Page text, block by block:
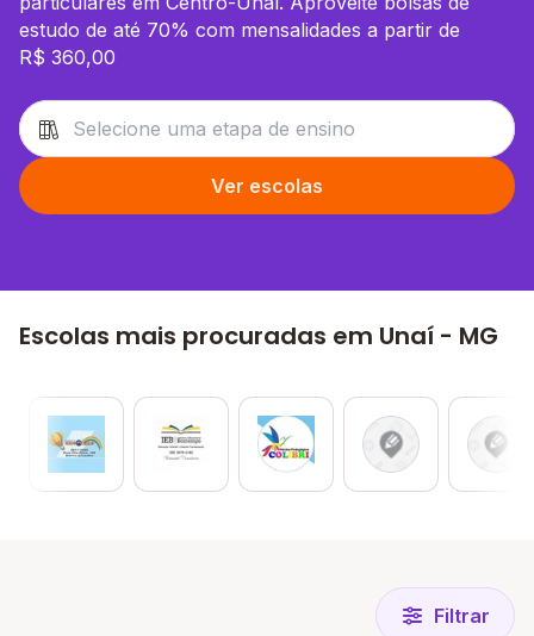
estudo de até 70% com mensalidades a partir de
R$ 360,00
Ver escolas
Escolas mais procuradas em Unaí - MG
Filtrar